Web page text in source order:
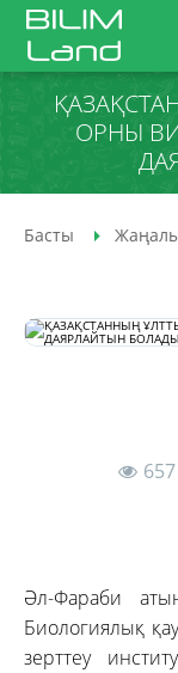
ОРНЫ
Басты
657
Әл-Фараби
Биологиялық
зерттеу